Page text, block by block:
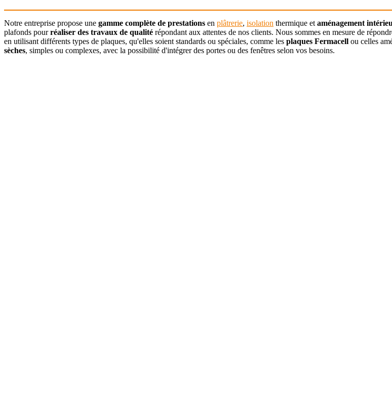
Notre entreprise propose une gamme complète de prestations en plâtrerie, isolation thermique et aménagement
plafonds pourréaliser des travaux de qualité répondant aux attentes de nos clients. Nous sommes en mesure de
en utilisant différents types de plaques, qu'elles soient standards ou spéciales, comme les plaques Fermacell ou celles
sèches, simples ou complexes, avec la possibilité d'intégrer des portes ou des fenêtres selon vos besoins.